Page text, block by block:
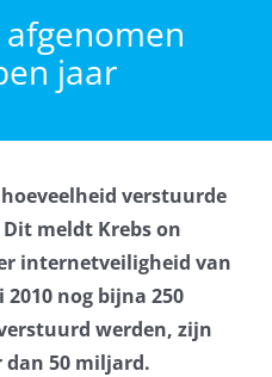
jaar
verstuurde
meldt Krebs on
internetveiligheid van
nog bijna 250
werden, zijn
50 miljard.